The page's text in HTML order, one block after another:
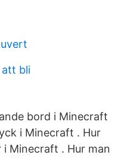
att bli
bord i Minecraft
i Minecraft . Hur
Minecraft . Hur man